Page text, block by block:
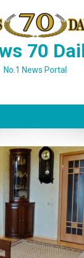
70
No.1 News Portal